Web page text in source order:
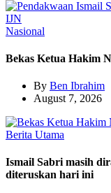
Nasional
Bekas Ketua Hakim
By Ben Ibrahim
August 7, 2026
Berita Utama
Ismail Sabri masih
diteruskan hari ini